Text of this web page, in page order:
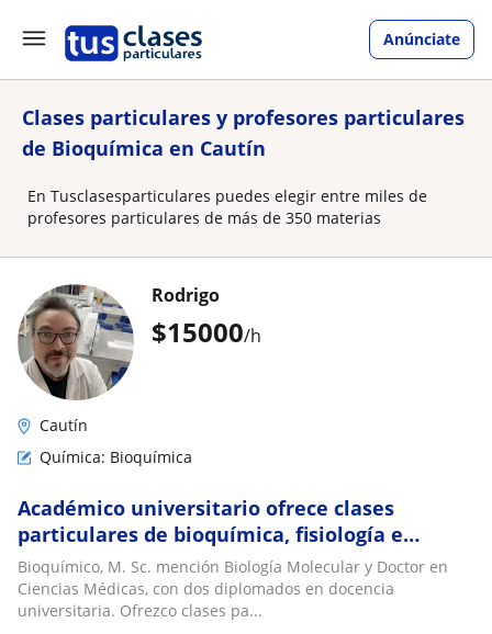
Anúnciate
Clases particulares y profesores particulares
de Bioquímica en Cautín
En Tusclasesparticulares puedes elegir entre miles de
profesores particulares de más de 350 materias
$15000/h
Rodrigo
Cautín
Química: Bioquímica
Académico universitario ofrece clases
particulares de bioquímica, fisiología e
inmunología
Bioquímico, M. Sc. mención Biología Molecular y Doctor en
Ciencias Médicas, con dos diplomados en docencia
universitaria. Ofrezco clases pa...